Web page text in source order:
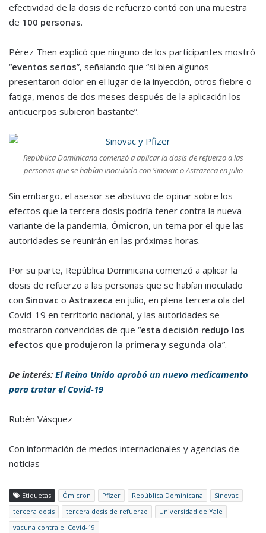
efectividad de la dosis de refuerzo contó con una muestra
de 100 personas.
Pérez Then explicó que ninguno de los participantes mostró
“eventos serios”, señalando que “si bien algunos
presentaron dolor en el lugar de la inyección, otros fiebre o
fatiga, menos de dos meses después de la aplicación los
anticuerpos subieron bastante”.
República Dominicana comenzó a aplicar la dosis de refuerzo a las
personas que se habían inoculado con Sinovac o Astrazeca en julio
Sin embargo, el asesor se abstuvo de opinar sobre los
efectos que la tercera dosis podría tener contra la nueva
variante de la pandemia, Ómicron, un tema por el que las
autoridades se reunirán en las próximas horas.
Por su parte, República Dominicana comenzó a aplicar la
dosis de refuerzo a las personas que se habían inoculado
con Sinovac o Astrazeca en julio, en plena tercera ola del
Covid-19 en territorio nacional, y las autoridades se
mostraron convencidas de que “esta decisión redujo los
efectos que produjeron la primera y segunda ola”.
De interés: El Reino Unido aprobó un nuevo medicamento
para tratar el Covid-19
Rubén Vásquez
Con información de medos internacionales y agencias de
noticias
Etiquetas Ómicron Pfizer República Dominicana
Sinovac
tercera dosis
tercera dosis de refuerzo
Universidad de Yale
vacuna contra el Covid-19